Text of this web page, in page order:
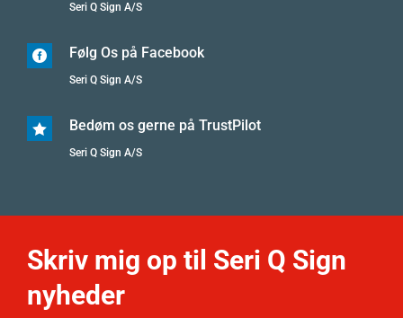
Seri Q Sign A/S
 Følg Os på Facebook
Seri Q Sign A/S
 Bedøm os gerne på TrustPilot
Seri Q Sign A/S
Skriv mig op til Seri Q Sign
nyheder